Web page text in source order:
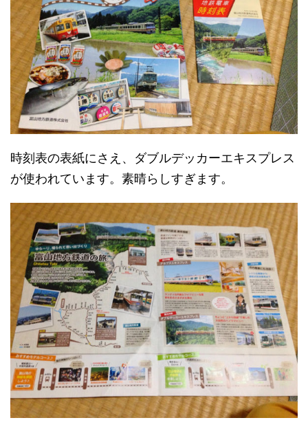
時刻表の表紙にさえ、ダブルデッカーエキスプレス
が使われています。素晴らしすぎます。